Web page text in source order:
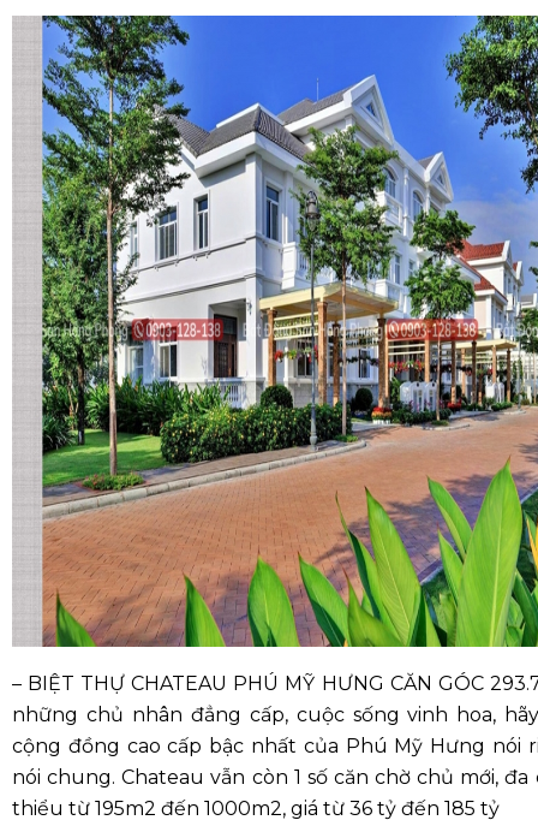
– BIỆT THỰ CHATEAU PHÚ MỸ HƯNG CĂN GÓC
những chủ nhân đẳng cấp, cuộc sống vinh hoa,
cộng đồng cao cấp bậc nhất của Phú Mỹ Hưng nói
nói chung. Chateau vẫn còn 1 số căn chờ chủ mới,
thiểu từ 195m2 đến 1000m2, giá từ 36 tỷ đến 185 tỷ